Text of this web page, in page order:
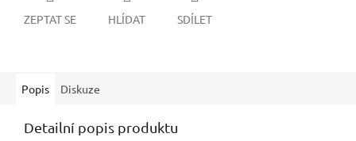
ZEPTAT SE HLÍDAT SDÍLET
Popis Diskuze
Detailní popis produktu